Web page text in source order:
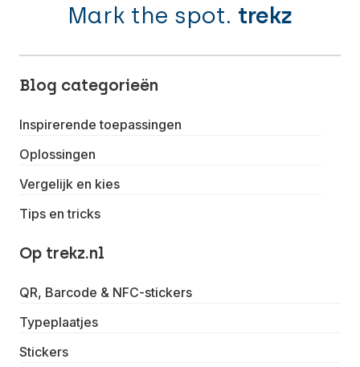
Mark the spot. trekz
Blog categorieën
Inspirerende toepassingen
Oplossingen
Vergelijk en kies
Tips en tricks
Op trekz.nl
QR, Barcode & NFC-stickers
Typeplaatjes
Stickers